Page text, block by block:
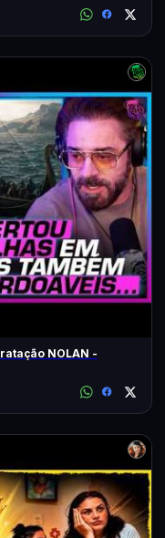
NOLAN -